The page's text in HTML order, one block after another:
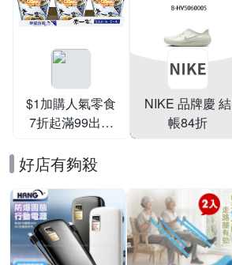
$1加購人氣零食
7折起滿99出貨
NIKE 品牌慶 結
帳84折
好店有夠殺